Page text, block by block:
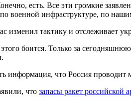
есть. Все эти громкие
военной инфраструктуре, по
изменил тактику и отслеживает
боится. Только за
информация, что Россия проводит
что запасы ракет российской